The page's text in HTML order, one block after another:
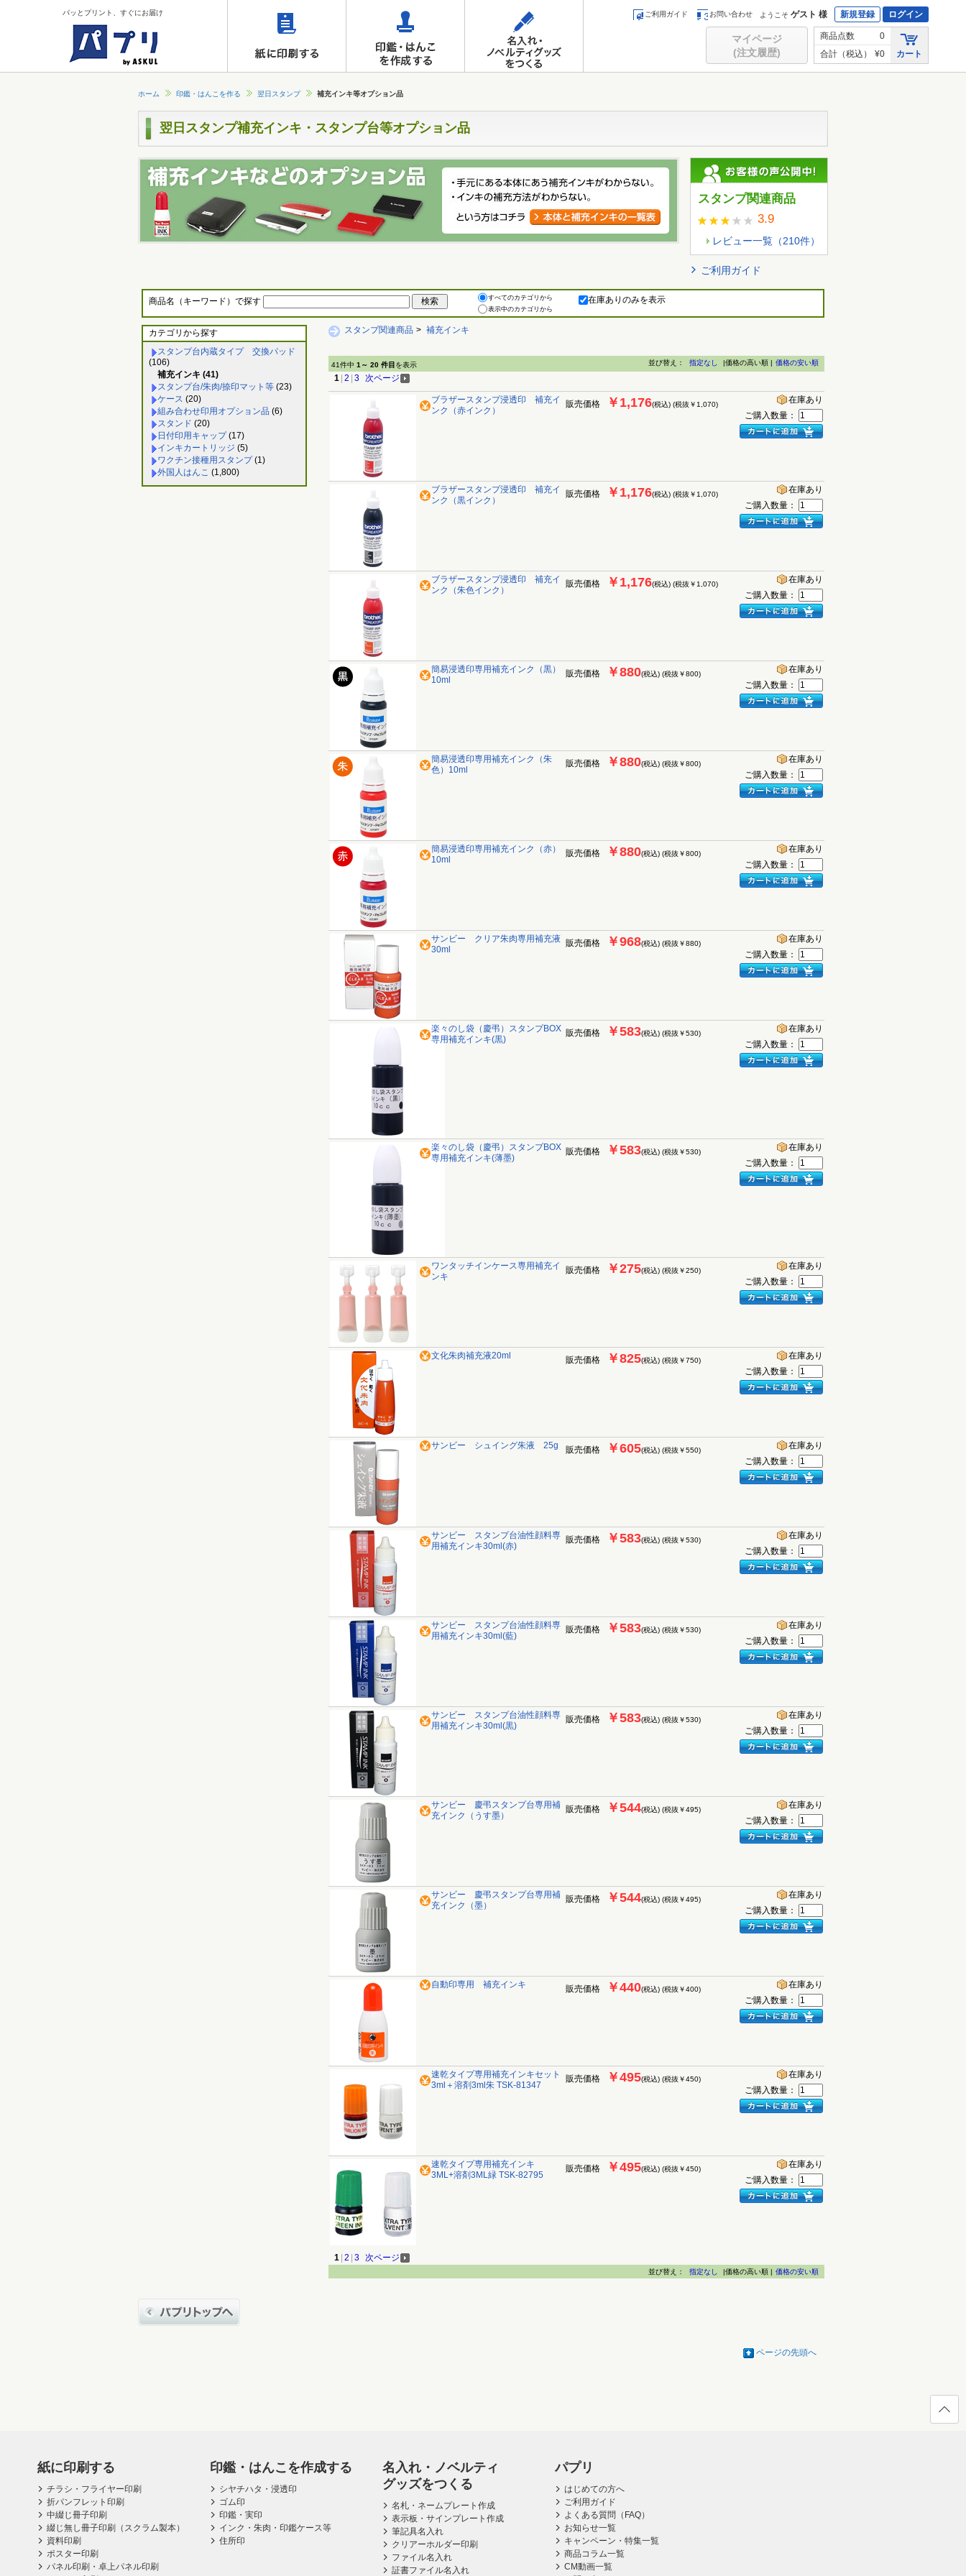
パッとプリント、すぐにお届け ご利用ガイド お問い合わせ ようこそ ゲスト 様 新規登録 ログイン
マイページ
(注文履歴)
商品点数
0
合計（税込）
¥0 カート
ホーム 印鑑・はんこを作る 翌日スタンプ 補充インキ等オプション品
翌日スタンプ補充インキ・スタンプ台等オプション品
スタンプ関連商品
3.9
レビュー一覧（210件）
ご利用ガイド
商品名（キーワード）で探す
すべてのカテゴリから
表示中のカテゴリから
在庫ありのみを表示
カテゴリから探す
スタンプ台内蔵タイプ 交換パッド
(106)
補充インキ (41)
スタンプ台/朱肉/捺印マット等 (23)
ケース (20)
組み合わせ印用オプション品 (6)
スタンド (20)
日付印用キャップ(17)
インキカートリッジ (5)
ワクチン接種用スタンプ(1)
外国人はんこ (1,800)
スタンプ関連商品 > 補充インキ
41件中 1～ 20 件目 を表示 並び替え： 指定なし |価格の高い順 | 価格の安い順
1 2 3 次ページ
ブラザースタンプ浸透印 補充イ
ンク（赤インク）
販売価格 ￥1,176(税込) (税抜￥1,070)
在庫あり
ご購入数量：
ブラザースタンプ浸透印 補充イ
ンク（黒インク）
販売価格 ￥1,176(税込) (税抜￥1,070)
在庫あり
ご購入数量：
ブラザースタンプ浸透印 補充イ
ンク（朱色インク）
販売価格 ￥1,176(税込) (税抜￥1,070)
在庫あり
ご購入数量：
簡易浸透印専用補充インク（黒）
10ml
販売価格 ￥880(税込) (税抜￥800)
在庫あり
ご購入数量：
簡易浸透印専用補充インク（朱
色）10ml
販売価格 ￥880(税込) (税抜￥800)
在庫あり
ご購入数量：
簡易浸透印専用補充インク（赤）
10ml
販売価格 ￥880(税込) (税抜￥800)
在庫あり
ご購入数量：
サンビー クリア朱肉専用補充液
30ml
販売価格 ￥968(税込) (税抜￥880)
在庫あり
ご購入数量：
楽々のし袋（慶弔）スタンプBOX
専用補充インキ(黒)
販売価格 ￥583(税込) (税抜￥530)
在庫あり
ご購入数量：
楽々のし袋（慶弔）スタンプBOX
専用補充インキ(薄墨)
販売価格 ￥583(税込) (税抜￥530)
在庫あり
ご購入数量：
ワンタッチインケース専用補充イ
ンキ
販売価格 ￥275(税込) (税抜￥250)
在庫あり
ご購入数量：
文化朱肉補充液20ml 販売価格 ￥825(税込) (税抜￥750)
在庫あり
ご購入数量：
サンビー シュイング朱液 25g 販売価格 ￥605(税込) (税抜￥550)
在庫あり
ご購入数量：
サンビー スタンプ台油性顔料専
用補充インキ30ml(赤)
販売価格 ￥583(税込) (税抜￥530)
在庫あり
ご購入数量：
サンビー スタンプ台油性顔料専
用補充インキ30ml(藍)
販売価格 ￥583(税込) (税抜￥530)
在庫あり
ご購入数量：
サンビー スタンプ台油性顔料専
用補充インキ30ml(黒)
販売価格 ￥583(税込) (税抜￥530)
在庫あり
ご購入数量：
サンビー 慶弔スタンプ台専用補
充インク（うす墨）
販売価格 ￥544(税込) (税抜￥495)
在庫あり
ご購入数量：
サンビー 慶弔スタンプ台専用補
充インク（墨）
販売価格 ￥544(税込) (税抜￥495)
在庫あり
ご購入数量：
自動印専用 補充インキ 販売価格 ￥440(税込) (税抜￥400)
在庫あり
ご購入数量：
速乾タイプ専用補充インキセット
3ml＋溶剤3ml朱 TSK-81347
販売価格 ￥495(税込) (税抜￥450)
在庫あり
ご購入数量：
速乾タイプ専用補充インキ
3ML+溶剤3ML緑 TSK-82795
販売価格 ￥495(税込) (税抜￥450)
在庫あり
ご購入数量：
1 2 3 次ページ
並び替え： 指定なし |価格の高い順 | 価格の安い順
ページの先頭へ
紙に印刷する
チラシ・フライヤー印刷
折パンフレット印刷
中綴じ冊子印刷
綴じ無し冊子印刷（スクラム製本）
資料印刷
ポスター印刷
パネル印刷・卓上パネル印刷
印鑑・はんこを作成する
シヤチハタ・浸透印
ゴム印
印鑑・実印
インク・朱肉・印鑑ケース等
住所印
名入れ・ノベルティ
グッズをつくる
名札・ネームプレート作成
表示板・サインプレート作成
筆記具名入れ
クリアーホルダー印刷
ファイル名入れ
証書ファイル名入れ
パプリ
はじめての方へ
ご利用ガイド
よくある質問（FAQ）
お知らせ一覧
キャンペーン・特集一覧
商品コラム一覧
CM動画一覧